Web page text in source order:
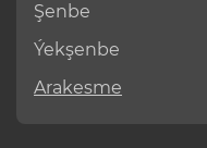
Şenbe
Ýekşenbe
Arakesme